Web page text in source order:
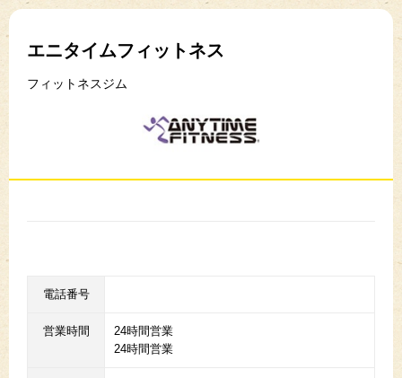
エニタイムフィットネス
フィットネスジム
電話番号
営業時間
24時間営業
24時間営業